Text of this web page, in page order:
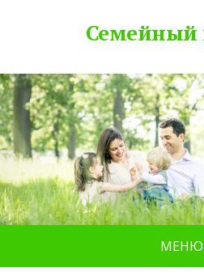
Семейный
МЕНЮ